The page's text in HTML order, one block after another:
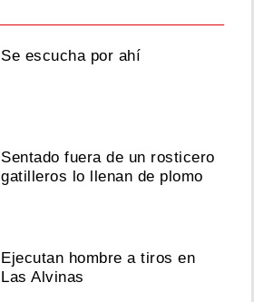
Se escucha por ahí
Sentado fuera de un rosticero
gatilleros lo llenan de plomo
Ejecutan hombre a tiros en
Las Alvinas